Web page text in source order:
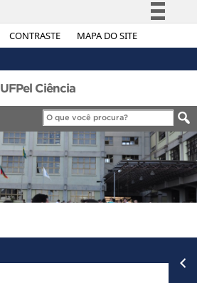
CONTRASTE MAPA DO SITE
Simplifique!
Legislação
Canais
UFPel Ciência